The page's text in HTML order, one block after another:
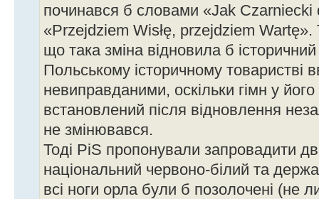
починався б словами «Jak Czarniecki
«Przejdziem Wisłę, przejdziem Wartę».
що така зміна відновила б
Польському історичному товаристві
невиправданими, оскільки гімн у
встановлений після відновлення
не змінювався.
Тоді PiS пропонували запровадити
національний червоно-білий та
всі ноги орла були б позолочені (не